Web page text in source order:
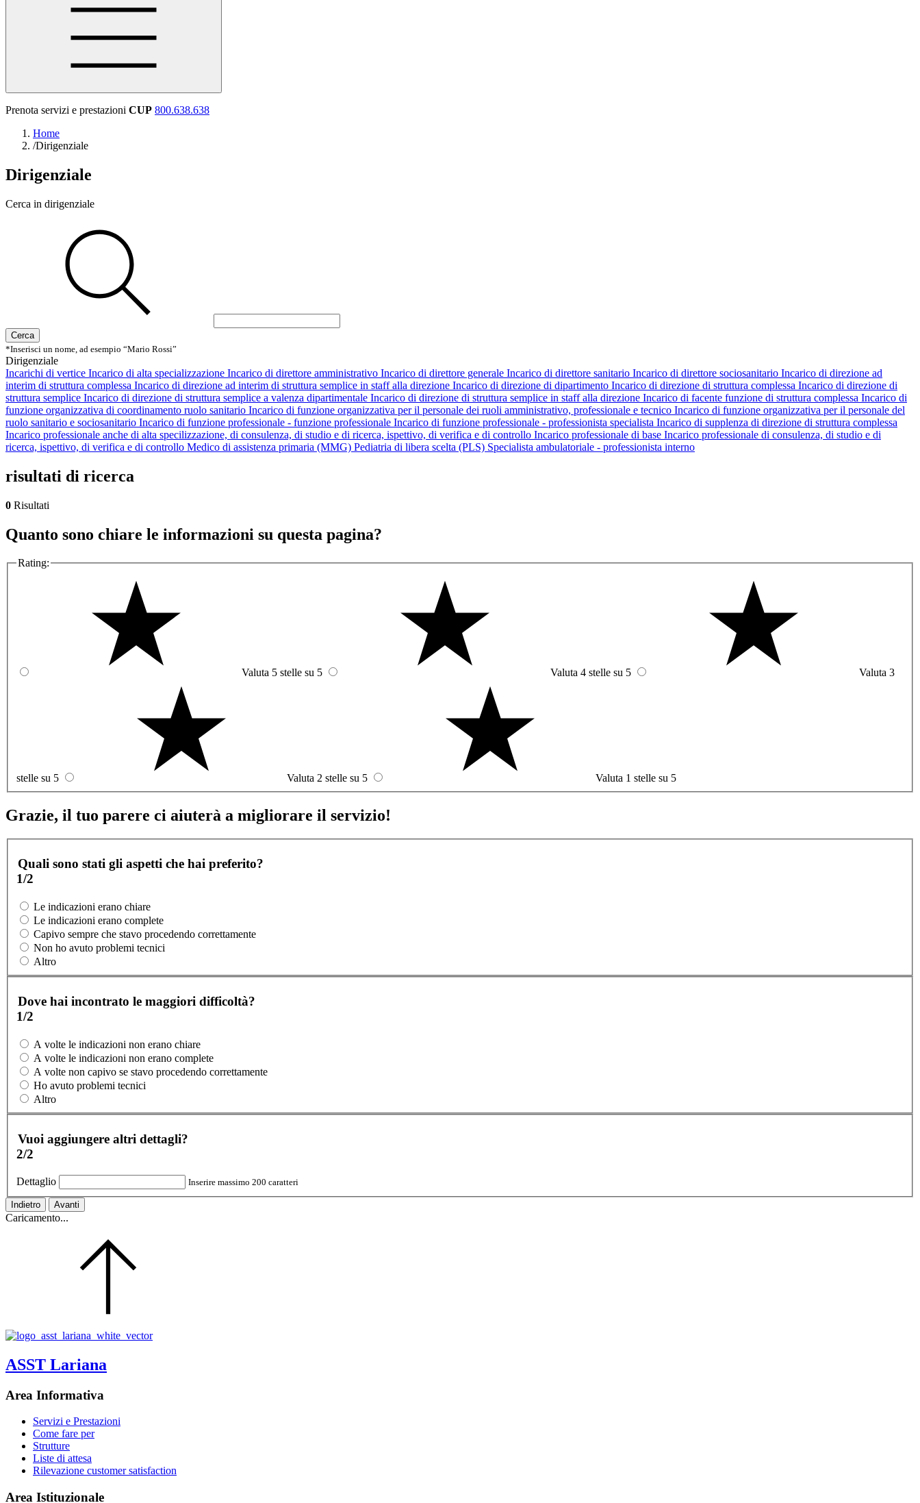
Prenota servizi e prestazioni CUP 800.638.638
Home
/Dirigenziale
Dirigenziale
Cerca in dirigenziale
Cerca
*Inserisci un nome, ad esempio “Mario Rossi”
Dirigenziale
Incarichi di vertice Incarico di alta specializzazione Incarico di direttore amministrativo Incarico di direttore generale Incarico di direttore sanitario Incarico di direttore sociosanitario Incarico di direzione ad
interim di struttura complessa Incarico di direzione ad interim di struttura semplice in staff alla direzione Incarico di direzione di dipartimento Incarico di direzione di struttura complessa Incarico di direzione di
struttura semplice Incarico di direzione di struttura semplice a valenza dipartimentale Incarico di direzione di struttura semplice in staff alla direzione Incarico di facente funzione di struttura complessa Incarico di
funzione organizzativa di coordinamento ruolo sanitario Incarico di funzione organizzativa per il personale dei ruoli amministrativo, professionale e tecnico Incarico di funzione organizzativa per il personale del
ruolo sanitario e sociosanitario Incarico di funzione professionale - funzione professionale Incarico di funzione professionale - professionista specialista Incarico di supplenza di direzione di struttura complessa
Incarico professionale anche di alta specilizzazione, di consulenza, di studio e di ricerca, ispettivo, di verifica e di controllo Incarico professionale di base Incarico professionale di consulenza, di studio e di
ricerca, ispettivo, di verifica e di controllo Medico di assistenza primaria (MMG) Pediatria di libera scelta (PLS) Specialista ambulatoriale - professionista interno
risultati di ricerca
0 Risultati
Quanto sono chiare le informazioni su questa pagina?
Rating:
Valuta 5 stelle su 5 Valuta 4 stelle su 5 Valuta 3
stelle su 5 Valuta 2 stelle su 5 Valuta 1 stelle su 5
Grazie, il tuo parere ci aiuterà a migliorare il servizio!
Quali sono stati gli aspetti che hai preferito?
1/2
Le indicazioni erano chiare
Le indicazioni erano complete
Capivo sempre che stavo procedendo correttamente
Non ho avuto problemi tecnici
Altro
Dove hai incontrato le maggiori difficoltà?
1/2
A volte le indicazioni non erano chiare
A volte le indicazioni non erano complete
A volte non capivo se stavo procedendo correttamente
Ho avuto problemi tecnici
Altro
Vuoi aggiungere altri dettagli?
2/2
Dettaglio Inserire massimo 200 caratteri
Indietro Avanti
Caricamento...
ASST Lariana
Area Informativa
Servizi e Prestazioni
Come fare per
Strutture
Liste di attesa
Rilevazione customer satisfaction
Area Istituzionale